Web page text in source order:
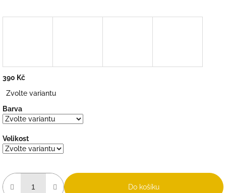
390 Kč
cena:
Zvolte variantu
Barva
Velikost
Do košíku